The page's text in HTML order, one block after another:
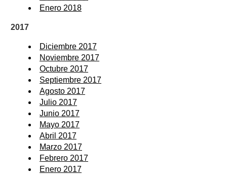
Enero 2018
2017
Diciembre 2017
Noviembre 2017
Octubre 2017
Septiembre 2017
Agosto 2017
Julio 2017
Junio 2017
Mayo 2017
Abril 2017
Marzo 2017
Febrero 2017
Enero 2017